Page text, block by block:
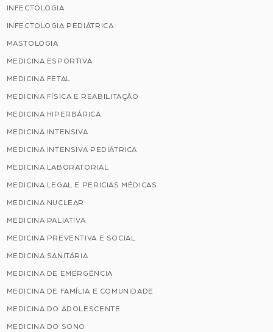
INFECTOLOGIA
INFECTOLOGIA PEDIÁTRICA
MASTOLOGIA
MEDICINA ESPORTIVA
MEDICINA FETAL
MEDICINA FÍSICA E REABILITAÇÃO
MEDICINA HIPERBÁRICA
MEDICINA INTENSIVA
MEDICINA INTENSIVA PEDIÁTRICA
MEDICINA LABORATORIAL
MEDICINA LEGAL E PERICIAS MÉDICAS
MEDICINA NUCLEAR
MEDICINA PALIATIVA
MEDICINA PREVENTIVA E SOCIAL
MEDICINA SANITÁRIA
MEDICINA DE EMERGÊNCIA
MEDICINA DE FAMÍLIA E COMUNIDADE
MEDICINA DO ADOLESCENTE
MEDICINA DO SONO